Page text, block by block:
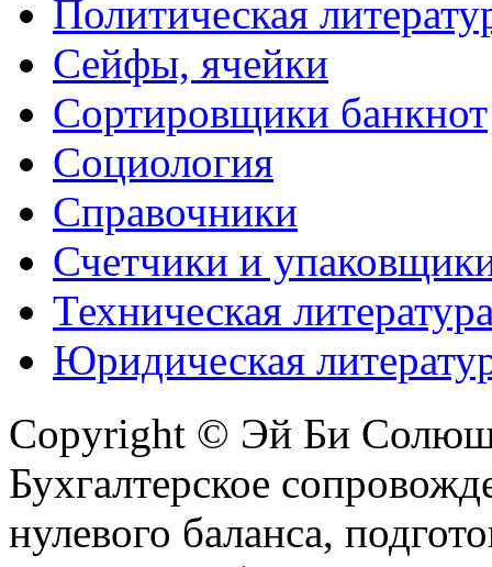
Политическая
Сейфы, ячейки
Сортировщики банкнот
Социология
Справочники
Счетчики и
Техническая
Юридическая
Copyright © Эй Би
Бухгалтерское
нулевого баланса,